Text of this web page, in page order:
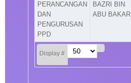
Display #
PERANCANGAN
DAN
PENGURUSAN
PPD
BAZRI BIN
ABU BAKAR